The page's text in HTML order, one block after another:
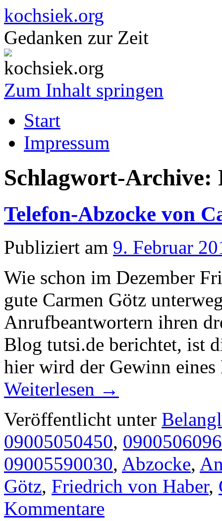
kochsiek.org
Gedanken zur Zeit
Zum Inhalt springen
Start
Impressum
Schlagwort-Archive:
Telefon-Abzocke von
Publiziert am 9. Februar
Wie schon im Dezember
gute Carmen Götz
Anrufbeantwortern ihren
Blog tutsi.de berichtet, ist
hier wird der Gewinn
Weiterlesen →
Veröffentlicht unter
09005050450,
09005590030, Abzocke,
Götz, Friedrich von Haber,
Kommentare